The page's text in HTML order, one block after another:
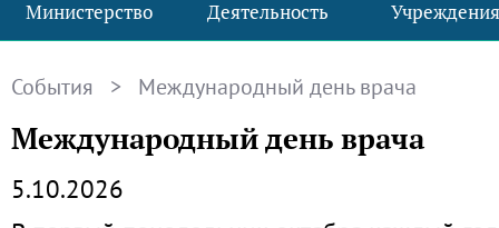
Министерство Деятельность Учреждения
События > Международный день врача
Международный день врача
5.10.2026